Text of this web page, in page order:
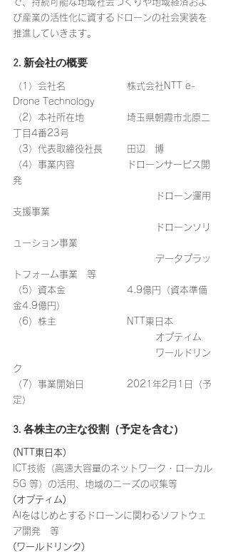
び産業の活性化に資するドローンの社会実装を
推進していきます。
2. 新会社の概要
（1）会社名			株式会社NTT e-
Drone Technology
（2）本社所在地　		埼玉県朝霞市北原二
丁目4番23号
（3）代表取締役社長　	田辺 博
（4）事業内容		ドローンサービス開
発
支援事業
ューション事業
トフォーム事業 等
（5）資本金			4.9億円（資本準備
金4.9億円）
（6）株主			NTT東日本
					オプティム
ク
（7）事業開始日		2021年2月1日（予
定）
3. 各株主の主な役割（予定を含む）
(NTT東日本)
ICT技術（高速大容量のネットワーク・ローカル
5G 等）の活用、地域のニーズの収集等
(オプティム)
AIをはじめとするドローンに関わるソフトウェ
ア開発 等
(ワールドリンク)